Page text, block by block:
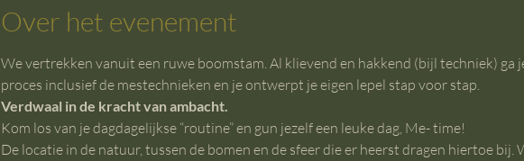
Over het evenement
We vertrekken vanuit een ruwe boomstam. Al klievend en hakkend (bijl techniek) ga
proces inclusief de mestechnieken en je ontwerpt je eigen lepel stap voor stap.
Verdwaal in de kracht van ambacht.
Kom los van je dagdagelijkse “routine” en gun jezelf een leuke dag, Me- time!
De locatie in de natuur, tussen de bomen en de sfeer die er heerst dragen hiertoe bij.